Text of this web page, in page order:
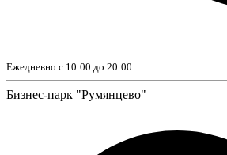
Ежедневно с 10:00 до 20:00
Бизнес-парк "Румянцево"